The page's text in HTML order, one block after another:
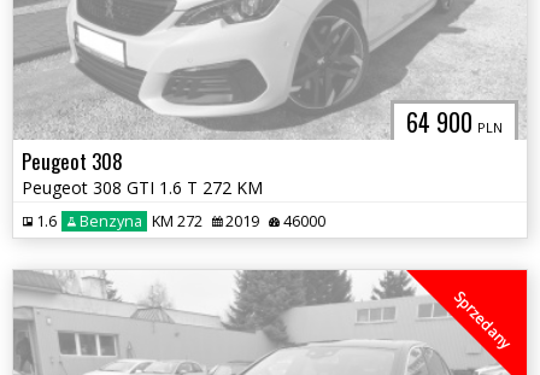
64 900 PLN
Peugeot 308
Peugeot 308 GTI 1.6 T 272 KM
1.6 Benzyna KM 272 2019 46000
Sprzedany